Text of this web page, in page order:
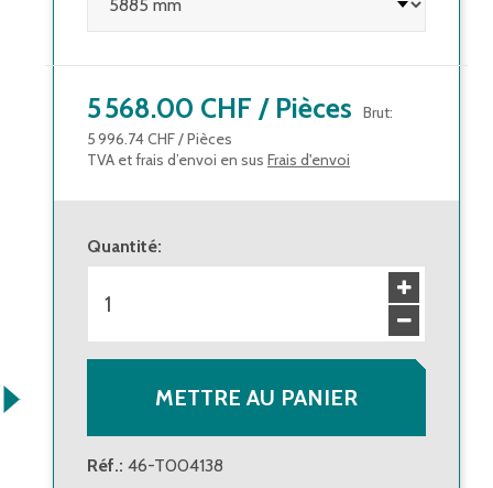
5 568.00 CHF / Pièces Brut:
5 996.74 CHF/Pièces
TVA et frais d’envoi en sus Frais d'envoi
Quantité:
METTRE AU PANIER
Réf.: 46-T004138